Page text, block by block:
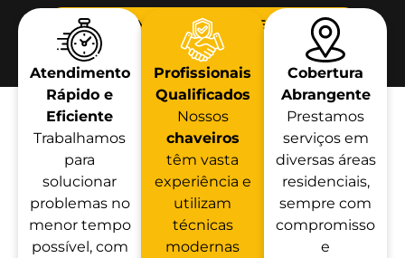
FALAR COM UM CHAVEIRO RESIDENCIAL
Atendimento
Rápido e
Eficiente
Trabalhamos
para
solucionar
problemas no
menor tempo
possível, com
Profissionais
Qualificados
Nossos
chaveiros
têm vasta
experiência e
utilizam
técnicas
modernas
Cobertura
Abrangente
Prestamos
serviços em
diversas áreas
residenciais,
sempre com
compromisso
e